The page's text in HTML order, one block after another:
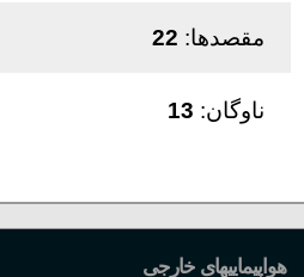
مقصدها: 22
ناوگان: 13
هواپیماییهای خارجی